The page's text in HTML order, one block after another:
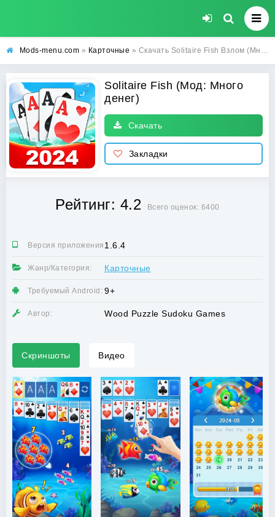
Mods-menu.com » Карточные » Скачать Solitaire Fish Взлом (Много денег) на Андроид бесплатно
Solitaire Fish (Мод: Много
денег)
Скачать
Закладки
Рейтинг: 4.2 Всего оценок: 6400
Версия приложения:1.6.4
Жанр/Категория: Карточные
Требуемый Android: 9+
Автор: Wood Puzzle Sudoku Games
Скриншоты Видео